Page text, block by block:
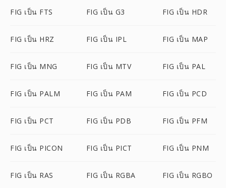
FIG เป็น FTS FIG เป็น G3 FIG เป็น HDR
FIG เป็น HRZ FIG เป็น IPL FIG เป็น MAP
FIG เป็น MNG FIG เป็น MTV FIG เป็น PAL
FIG เป็น PALM FIG เป็น PAM FIG เป็น PCD
FIG เป็น PCT FIG เป็น PDB FIG เป็น PFM
FIG เป็น PICON FIG เป็น PICT FIG เป็น PNM
FIG เป็น RAS FIG เป็น RGBA FIG เป็น RGBO